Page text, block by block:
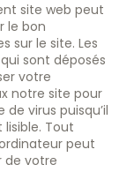
site web peut
le bon
sur le site. Les
sont déposés
votre
notre site pour
virus puisqu’il
Tout
peut
de votre